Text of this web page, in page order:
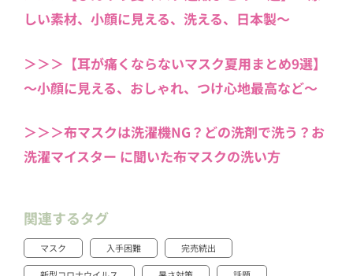
しい素材、小顔に見える、洗える、日本製〜
＞＞＞【耳が痛くならないマスク夏用まとめ9選】
～小顔に見える、おしゃれ、つけ心地最高など～
＞＞＞布マスクは洗濯機NG？どの洗剤で洗う？お
洗濯マイスター に聞いた布マスクの洗い方
関連するタグ
マスク 入手困難 完売続出